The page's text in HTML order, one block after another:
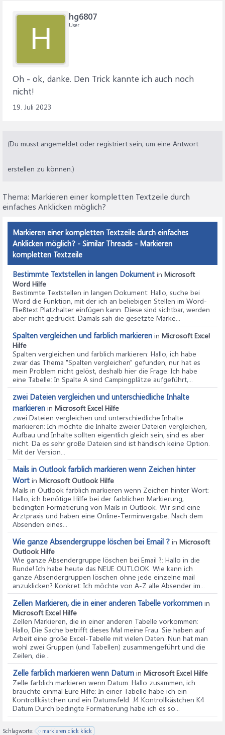
H
hg6807
User
Oh - ok, danke. Den Trick kannte ich auch noch
nicht!
19. Juli 2023
(Du musst angemeldet oder registriert sein, um eine Antwort
erstellen zu können.)
Thema: Markieren einer kompletten Textzeile durch
einfaches Anklicken möglich?
Markieren einer kompletten Textzeile durch einfaches
Anklicken möglich? - Similar Threads - Markieren
kompletten Textzeile
Bestimmte Textstellen in langen Dokument in Microsoft
Word Hilfe
Bestimmte Textstellen in langen Dokument: Hallo, suche bei
Word die Funktion, mit der ich an beliebigen Stellen im Word-
Fließtext Platzhalter einfügen kann. Diese sind sichtbar, werden
aber nicht gedruckt. Damals sah die gesetzte Marke...
Spalten vergleichen und farblich markieren in Microsoft Excel
Hilfe
Spalten vergleichen und farblich markieren: Hallo, ich habe
zwar das Thema "Spalten vergleichen" gefunden, nur hat es
mein Problem nicht gelöst, deshalb hier die Frage: Ich habe
eine Tabelle: In Spalte A sind Campingplätze aufgeführt,...
zwei Dateien vergleichen und unterschiedliche Inhalte
markieren in Microsoft Excel Hilfe
zwei Dateien vergleichen und unterschiedliche Inhalte
markieren: Ich möchte die Inhalte zweier Dateien vergleichen,
Aufbau und Inhalte sollten eigentlich gleich sein, sind es aber
nicht. Da es sehr große Dateien sind ist händisch keine Option.
Mit der Version...
Mails in Outlook farblich markieren wenn Zeichen hinter
Wort in Microsoft Outlook Hilfe
Mails in Outlook farblich markieren wenn Zeichen hinter Wort:
Hallo, ich benötige Hilfe bei der farblichen Markierung,
bedingten Formatierung von Mails in Outlook. Wir sind eine
Arztpraxis und haben eine Online-Terminvergabe. Nach dem
Absenden eines...
Wie ganze Absendergruppe löschen bei Email ? in Microsoft
Outlook Hilfe
Wie ganze Absendergruppe löschen bei Email ?: Hallo in die
Runde! Ich habe heute das NEUE OUTLOOK. Wie kann ich
ganze Absendergruppen löschen ohne jede einzelne mail
anzuklicken? Konkret: Ich möchte von A-Z alle Absender im...
Zellen Markieren, die in einer anderen Tabelle vorkommen in
Microsoft Excel Hilfe
Zellen Markieren, die in einer anderen Tabelle vorkommen:
Hallo, Die Sache betrifft dieses Mal meine Frau. Sie haben auf
Arbeit eine große Excel-Tabelle mit vielen Daten. Nun hat man
wohl zwei Gruppen (und Tabellen) zusammengeführt und die
Zeilen, die...
Zelle farblich markieren wenn Datum in Microsoft Excel Hilfe
Zelle farblich markieren wenn Datum: Hallo zusammen, ich
bräuchte einmal Eure Hilfe: In einer Tabelle habe ich ein
Kontrollkästchen und ein Datumsfeld. J4 Kontrollkästchen K4
Datum Durch bedingte Formatierung habe ich es so...
Schlagworte: markieren click klick